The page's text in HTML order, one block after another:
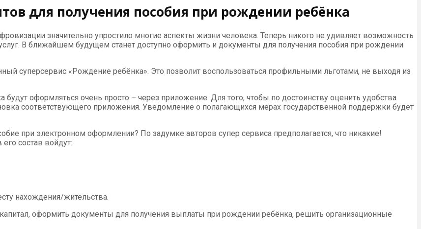
для получения пособия при рождении ребёнка
значительно упростило многие аспекты жизни человека. Теперь никого не удивляет возможность
В ближайшем будущем станет доступно оформить и документы для получения пособия при рождении
суперсервис «Рождение ребёнка». Это позволит воспользоваться профильными льготами, не выходя из
оформляться очень просто – через приложение. Для того, чтобы по достоинству оценить удобства
соответствующего приложения. Уведомление о полагающихся мерах государственной поддержки будет
при электронном оформлении? По задумке авторов супер сервиса предполагается, что никакие!
состав войдут:
нахождения/жительства.
оформить документы для получения выплаты при рождении ребёнка, решить организационные